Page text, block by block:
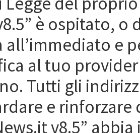
è ospitato, o
all’immediato e
al tuo
Tutti gli
e
v8.5”